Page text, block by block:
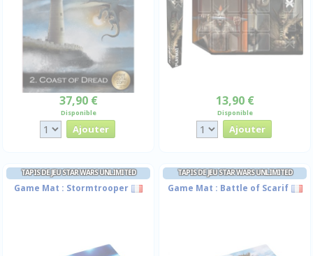
37,90 €
Disponible
13,90 €
Disponible
TAPIS DE JEU STAR WARS UNLIMITED
Game Mat : Stormtrooper
TAPIS DE JEU STAR WARS UNLIMITED
Game Mat : Battle of Scarif